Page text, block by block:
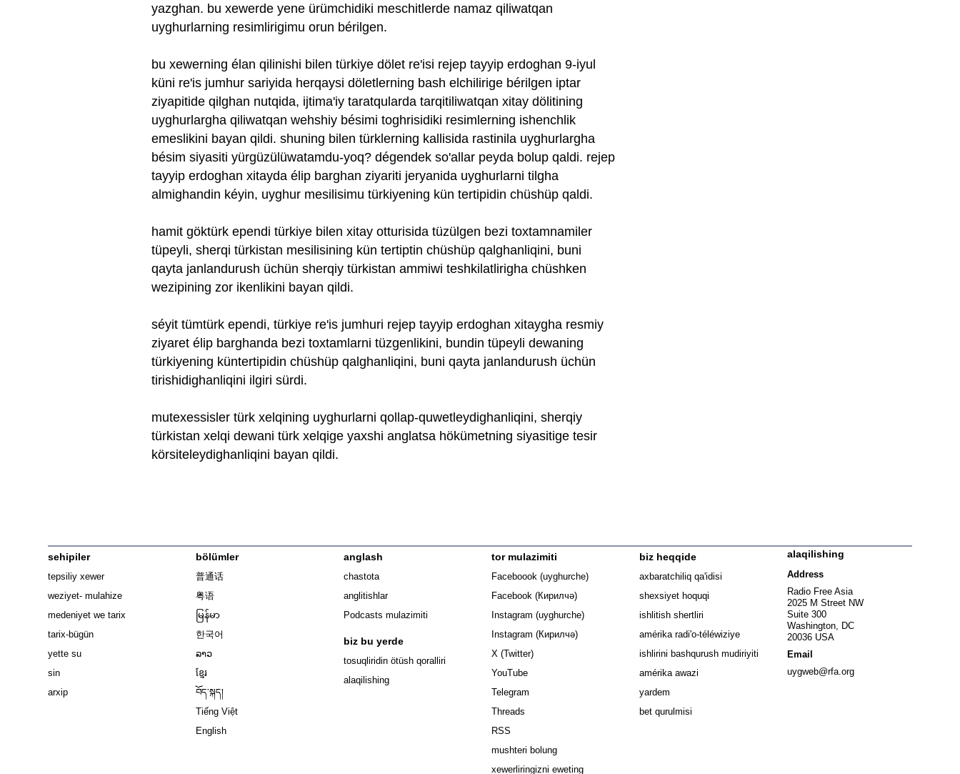
yazghan. bu xewerde yene ürümchidiki meschitlerde namaz qiliwatqan
uyghurlarning resimlirigimu orun bérilgen.
bu xewerning élan qilinishi bilen türkiye dölet re'isi rejep tayyip erdoghan 9-iyul
küni re'is jumhur sariyida herqaysi döletlerning bash elchilirige bérilgen iptar
ziyapitide qilghan nutqida, ijtima'iy taratqularda tarqitiliwatqan xitay dölitining
uyghurlargha qiliwatqan wehshiy bésimi toghrisidiki resimlerning ishenchlik
emeslikini bayan qildi. shuning bilen türklerning kallisida rastinila uyghurlargha
bésim siyasiti yürgüzülüwatamdu-yoq? dégendek so'allar peyda bolup qaldi. rejep
tayyip erdoghan xitayda élip barghan ziyariti jeryanida uyghurlarni tilgha
almighandin kéyin, uyghur mesilisimu türkiyening kün tertipidin chüshüp qaldi.
hamit göktürk ependi türkiye bilen xitay otturisida tüzülgen bezi toxtamnamiler
tüpeyli, sherqi türkistan mesilisining kün tertiptin chüshüp qalghanliqini, buni
qayta janlandurush üchün sherqiy türkistan ammiwi teshkilatlirigha chüshken
wezipining zor ikenlikini bayan qildi.
séyit tümtürk ependi, türkiye re'is jumhuri rejep tayyip erdoghan xitaygha resmiy
ziyaret élip barghanda bezi toxtamlarni tüzgenlikini, bundin tüpeyli dewaning
türkiyening küntertipidin chüshüp qalghanliqini, buni qayta janlandurush üchün
tirishidighanliqini ilgiri sürdi.
mutexessisler türk xelqining uyghurlarni qollap-quwetleydighanliqini, sherqiy
türkistan xelqi dewani türk xelqige yaxshi anglatsa hökümetning siyasitige tesir
körsiteleydighanliqini bayan qildi.
sehipiler
tepsiliy xewer
weziyet- mulahize
medeniyet we tarix
tarix-bügün
yette su
sin
arxip
bölümler
普通话
粤语
မြန်မာ
한국어
ລາວ
ខ្មែរ
བོད་སྐད།
Tiếng Việt
English
anglash
chastota
anglitishlar
Podcasts mulazimiti
biz bu yerde
tosuqliridin ötüsh qoralliri Opens in new window
alaqilishing
tor mulazimiti
Faceboook (uyghurche) Opens in new window
Facebook (Кирилчә) Opens in new window
Instagram (uyghurche) Opens in new window
Instagram (Кирилчә) Opens in new window
X (Twitter)
YouTube
Telegram
Threads
RSS
mushteri bolung
xewerliringizni eweting
biz heqqide
axbaratchiliq qa'idisi
shexsiyet hoquqi
ishlitish shertliri
amérika radi'o-téléwiziye
ishlirini bashqurush mudiriyiti Opens in new window
amérika awazi Opens in new window
yardem
bet qurulmisi
alaqilishing
Address
Radio Free Asia
2025 M Street NW
Suite 300
Washington, DC
20036 USA
Email
uygweb@rfa.org